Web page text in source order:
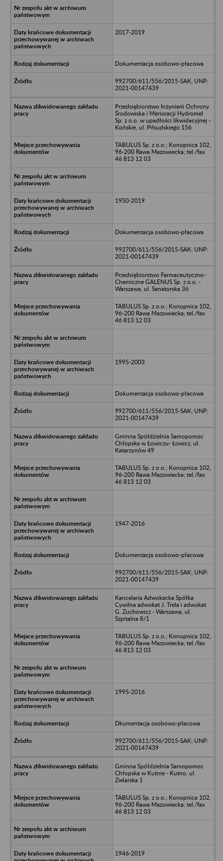
2017-2019
Dokumentacja osobowo-płacowa
992700/611/556/2015-SAK; UNP:
2021-00147439
Przedsiębiorstwo Inżynierii Ochrony
Środowiska i Merioracji Hydromel
Sp. z o.o. w upadłości likwidacyjnej -
Końskie, ul. Piłsudskiego 156
TABULUS Sp. z o.o.; Konopnica 102,
96-200 Rawa Mazowiecka; tel./fax
46 813 12 03
1950-2019
Dokumentacja osobowo-płacowa
992700/611/556/2015-SAK; UNP:
2021-00147439
Przedsiębiorstwo Farmaceutyczno-
Chemiczne GALENUS Sp. z o.o. -
Warszawa, ul. Senatorska 36
TABULUS Sp. z o.o.; Konopnica 102,
96-200 Rawa Mazowiecka; tel./fax
46 813 12 03
1995-2003
Dokumentacja osobowo-płacowa
992700/611/556/2015-SAK; UNP:
2021-00147439
Gminna Spółdzielnia Samopomoc
Chłopska w Łowiczu- Łowicz, ul.
Katarzynów 49
TABULUS Sp. z o.o.; Konopnica 102,
96-200 Rawa Mazowiecka; tel./fax
46 813 12 03
1947-2016
Dokumentacja osobowo-płacowa
992700/611/556/2015-SAK; UNP:
2021-00147439
Kancelaria Adwokacka Spółka
Cywilna adwokat J. Trela i adwokat
G. Zuchowicz - Warszawa, ul.
Szpitalna 8/1
TABULUS Sp. z o.o.; Konopnica 102,
96-200 Rawa Mazowiecka; tel./fax
46 813 12 03
1995-2016
Dkumentacja osobowo-płacowa
992700/611/556/2015-SAK; UNP:
2021-00147439
Gminna Spółdzielnia Samopomoc
Chłopska w Kutnie - Kutno, ul.
Zielarska 1
TABULUS Sp. z o.o.; Konopnica 102,
96-200 Rawa Mazowiecka; tel./fax
46 813 12 03
1946-2019